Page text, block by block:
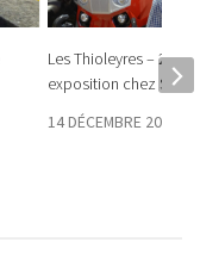
Les Thioleyres – 25e
exposition chez
14 DÉCEMBRE 2023